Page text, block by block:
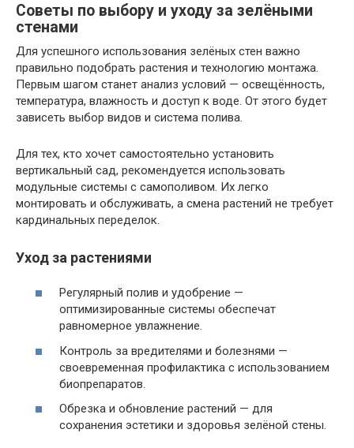
Советы по выбору и уходу за зелёными
стенами
Для успешного использования зелёных стен важно
правильно подобрать растения и технологию монтажа.
Первым шагом станет анализ условий — освещённость,
температура, влажность и доступ к воде. От этого будет
зависеть выбор видов и система полива.
Для тех, кто хочет самостоятельно установить
вертикальный сад, рекомендуется использовать
модульные системы с самополивом. Их легко
монтировать и обслуживать, а смена растений не требует
кардинальных переделок.
Уход за растениями
Регулярный полив и удобрение —
оптимизированные системы обеспечат
равномерное увлажнение.
Контроль за вредителями и болезнями —
своевременная профилактика с использованием
биопрепаратов.
Обрезка и обновление растений — для
сохранения эстетики и здоровья зелёной стены.